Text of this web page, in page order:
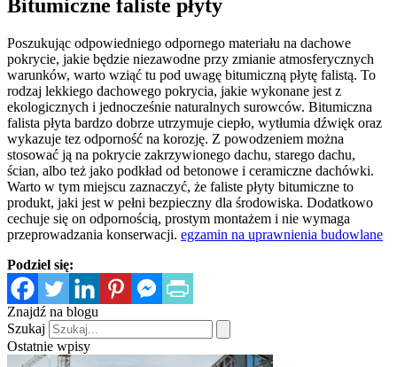
Bitumiczne faliste płyty
Poszukując odpowiedniego odpornego materiału na dachowe
pokrycie, jakie będzie niezawodne przy zmianie atmosferycznych
warunków, warto wziąć tu pod uwagę bitumiczną płytę falistą. To
rodzaj lekkiego dachowego pokrycia, jakie wykonane jest z
ekologicznych i jednocześnie naturalnych surowców. Bitumiczna
falista płyta bardzo dobrze utrzymuje ciepło, wytłumia dźwięk oraz
wykazuje tez odporność na korozję. Z powodzeniem można
stosować ją na pokrycie zakrzywionego dachu, starego dachu,
ścian, albo też jako podkład od betonowe i ceramiczne dachówki.
Warto w tym miejscu zaznaczyć, że faliste płyty bitumiczne to
produkt, jaki jest w pełni bezpieczny dla środowiska. Dodatkowo
cechuje się on odpornością, prostym montażem i nie wymaga
przeprowadzania konserwacji. egzamin na uprawnienia budowlane
Podziel się:
Znajdź na blogu
Szukaj
Ostatnie wpisy